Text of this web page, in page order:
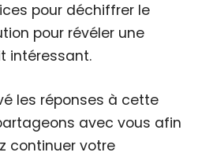
pour déchiffrer le
pour révéler une
intéressant.
les réponses à cette
avec vous afin
continuer votre